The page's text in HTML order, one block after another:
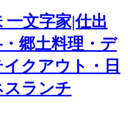
文字家|仕出
郷土料理・デ
クアウト・日
ランチ